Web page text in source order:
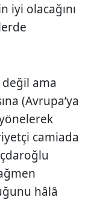
iyi olacağını
değil ama
(Avrupa’ya
camiada
hâlâ